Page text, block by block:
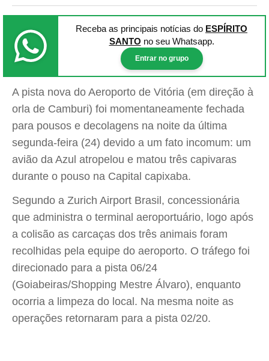
Receba as principais notícias do ESPÍRITO
SANTO no seu Whatsapp.
Entrar no grupo
A pista nova do Aeroporto de Vitória (em direção à
orla de Camburi) foi momentaneamente fechada
para pousos e decolagens na noite da última
segunda-feira (24) devido a um fato incomum: um
avião da Azul atropelou e matou três capivaras
durante o pouso na Capital capixaba.
Segundo a Zurich Airport Brasil, concessionária
que administra o terminal aeroportuário, logo após
a colisão as carcaças dos três animais foram
recolhidas pela equipe do aeroporto. O tráfego foi
direcionado para a pista 06/24
(Goiabeiras/Shopping Mestre Álvaro), enquanto
ocorria a limpeza do local. Na mesma noite as
operações retornaram para a pista 02/20.